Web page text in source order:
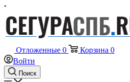
Отложенные 0 Корзина 0
Войти
Поиск